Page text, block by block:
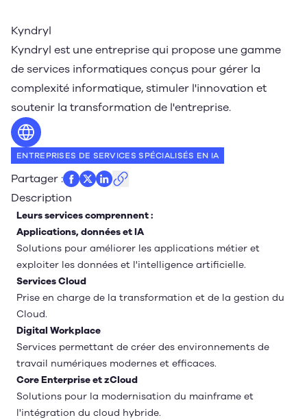
Kyndryl
Kyndryl est une entreprise qui propose une gamme
de services informatiques conçus pour gérer la
complexité informatique, stimuler l'innovation et
soutenir la transformation de l'entreprise.
Site web
ENTREPRISES DE SERVICES SPÉCIALISÉS EN IA
Partager :
Description
Leurs services comprennent :
Applications, données et IA
Solutions pour améliorer les applications métier et
exploiter les données et l'intelligence artificielle.
Services Cloud
Prise en charge de la transformation et de la gestion du
Cloud.
Digital Workplace
Services permettant de créer des environnements de
travail numériques modernes et efficaces.
Core Enterprise et zCloud
Solutions pour la modernisation du mainframe et
l'intégration du cloud hybride.